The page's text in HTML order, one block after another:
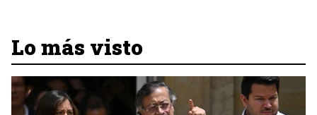
Lo más visto